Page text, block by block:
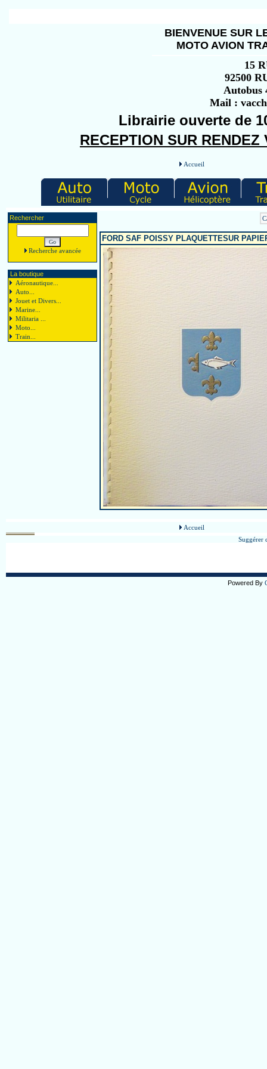
BIENVENUE SUR
MOTO AVION
15
92500
Autobus
Mail :
Librairie ouverte de
RECEPTION SUR
Accueil
Rechercher
Recherche avancée
La boutique
Aéronautique...
Auto...
Jouet et Divers...
Marine...
Militaria ...
Moto...
Train...
FORD SAF POISSY PLAQUETTESUR
Accueil
Suggérer
Powered By